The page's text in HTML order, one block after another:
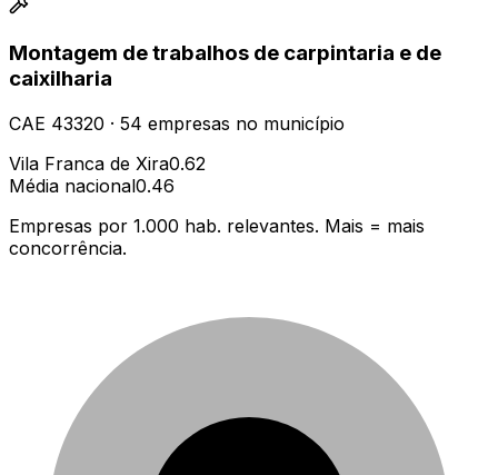
Montagem de trabalhos de carpintaria e de
caixilharia
CAE 43320 · 54 empresas no município
Vila Franca de Xira0.62
Média nacional0.46
Empresas por 1.000 hab. relevantes. Mais = mais
concorrência.